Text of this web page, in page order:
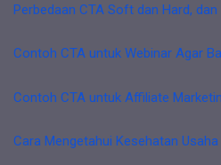
Perbedaan CTA Soft dan Hard,
Contoh CTA untuk Webinar Agar
Contoh CTA untuk Affiliate
Cara Mengetahui Kesehatan Usaha